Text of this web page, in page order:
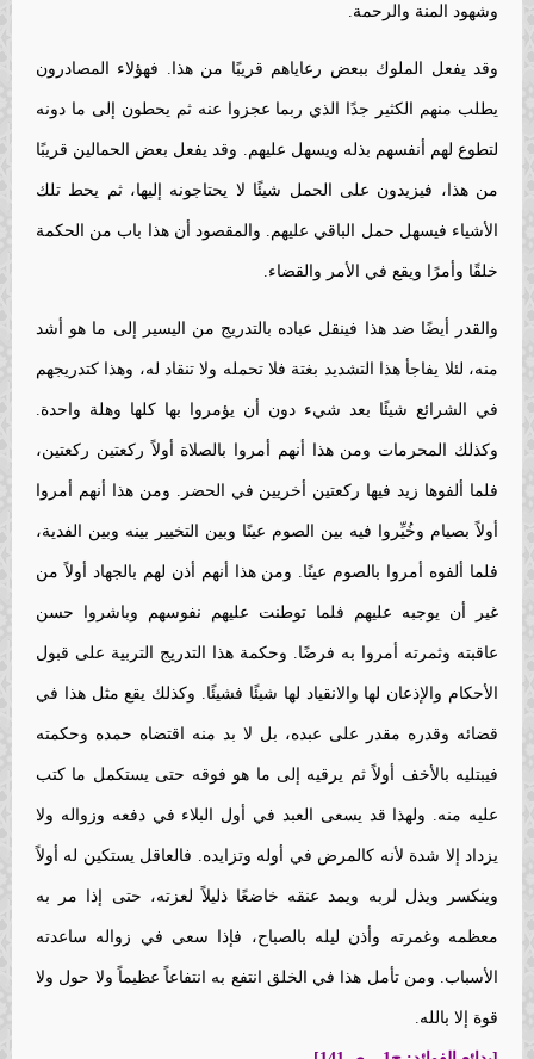
وشهود المنة والرحمة.
وقد يفعل الملوك ببعض رعاياهم قريبًا من هذا. فهؤلاء المصادرون
يطلب منهم الكثير جدًا الذي ربما عجزوا عنه ثم يحطون إلى ما دونه
لتطوع لهم أنفسهم بذله ويسهل عليهم. وقد يفعل بعض الحمالين قريبًا
من هذا، فيزيدون على الحمل شيئًا لا يحتاجونه إليها، ثم يحط تلك
الأشياء فيسهل حمل الباقي عليهم. والمقصود أن هذا باب من الحكمة
خلقًا وأمرًا ويقع في الأمر والقضاء.
والقدر أيضًا ضد هذا فينقل عباده بالتدريج من اليسير إلى ما هو أشد
منه، لئلا يفاجأ هذا التشديد بغتة فلا تحمله ولا تنقاد له، وهذا كتدريجهم
في الشرائع شيئًا بعد شيء دون أن يؤمروا بها كلها وهلة واحدة.
وكذلك المحرمات ومن هذا أنهم أمروا بالصلاة أولاً ركعتين ركعتين،
فلما ألفوها زيد فيها ركعتين أخريين في الحضر. ومن هذا أنهم أمروا
أولاً بصيام وخُيِّروا فيه بين الصوم عينًا وبين التخيير بينه وبين الفدية،
فلما ألفوه أمروا بالصوم عينًا. ومن هذا أنهم أذن لهم بالجهاد أولاً من
غير أن يوجبه عليهم فلما توطنت عليهم نفوسهم وباشروا حسن
عاقبته وثمرته أمروا به فرضًا. وحكمة هذا التدريج التربية على قبول
الأحكام والإذعان لها والانقياد لها شيئًا فشيئًا. وكذلك يقع مثل هذا في
قضائه وقدره مقدر على عبده، بل لا بد منه اقتضاه حمده وحكمته
فيبتليه بالأخف أولاً ثم يرقيه إلى ما هو فوقه حتى يستكمل ما كتب
عليه منه. ولهذا قد يسعى العبد في أول البلاء في دفعه وزواله ولا
يزداد إلا شدة لأنه كالمرض في أوله وتزايده. فالعاقل يستكين له أولاً
وينكسر ويذل لربه ويمد عنقه خاضعًا ذليلاً لعزته، حتى إذا مر به
معظمه وغمرته وأذن ليله بالصباح، فإذا سعى في زواله ساعدته
الأسباب. ومن تأمل هذا في الخلق انتفع به انتفاعاً عظيماً ولا حول ولا
قوة إلا بالله.